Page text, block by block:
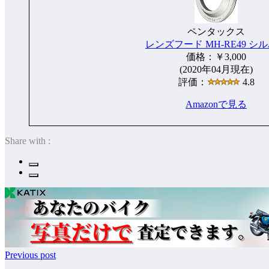
ペンタックス
レンズフード MH-RE49 シ
価格：￥3,000
(2020年04月現在)
評価：
4.8
Amazonで見る
Share with :
Previous post